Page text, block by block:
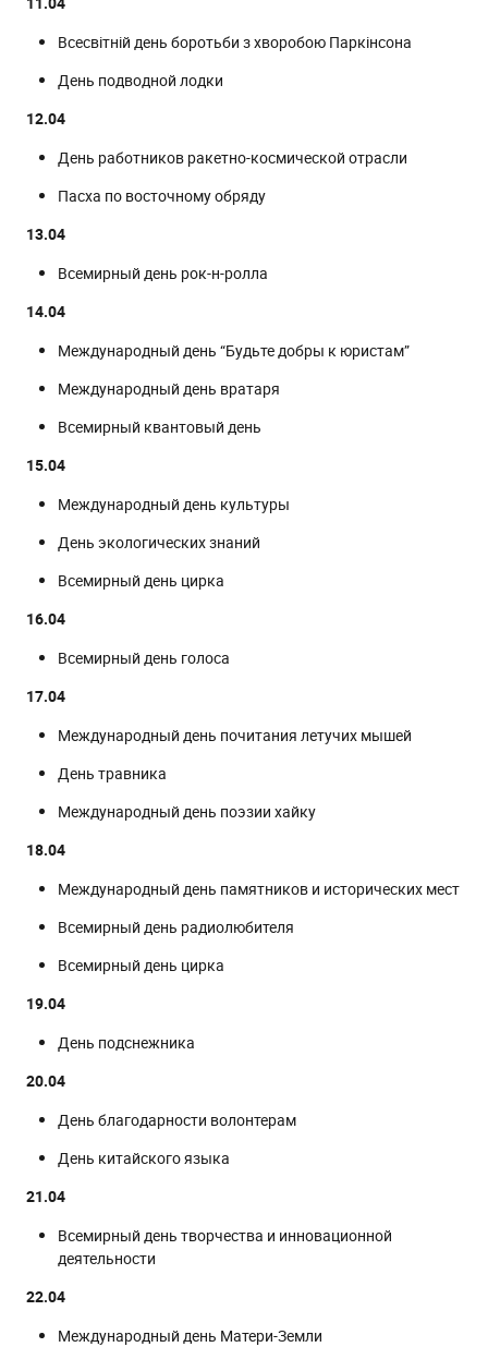
Всесвітній день боротьби з хворобою Паркінсона
День подводной лодки
12.04
День работников ракетно-космической отрасли
Пасха по восточному обряду
13.04
Всемирный день рок-н-ролла
14.04
Международный день “Будьте добры к юристам”
Международный день вратаря
Всемирный квантовый день
15.04
Международный день культуры
День экологических знаний
Всемирный день цирка
16.04
Всемирный день голоса
17.04
Международный день почитания летучих мышей
День травника
Международный день поэзии хайку
18.04
Международный день памятников и исторических мест
Всемирный день радиолюбителя
Всемирный день цирка
19.04
День подснежника
20.04
День благодарности волонтерам
День китайского языка
21.04
Всемирный день творчества и инновационной
деятельности
22.04
Международный день Матери-Земли